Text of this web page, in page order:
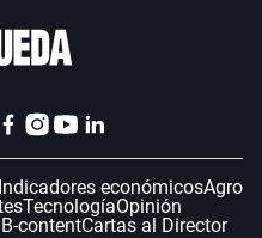
Indicadores económicosAgro
TecnologíaOpinión
B-contentCartas al Director